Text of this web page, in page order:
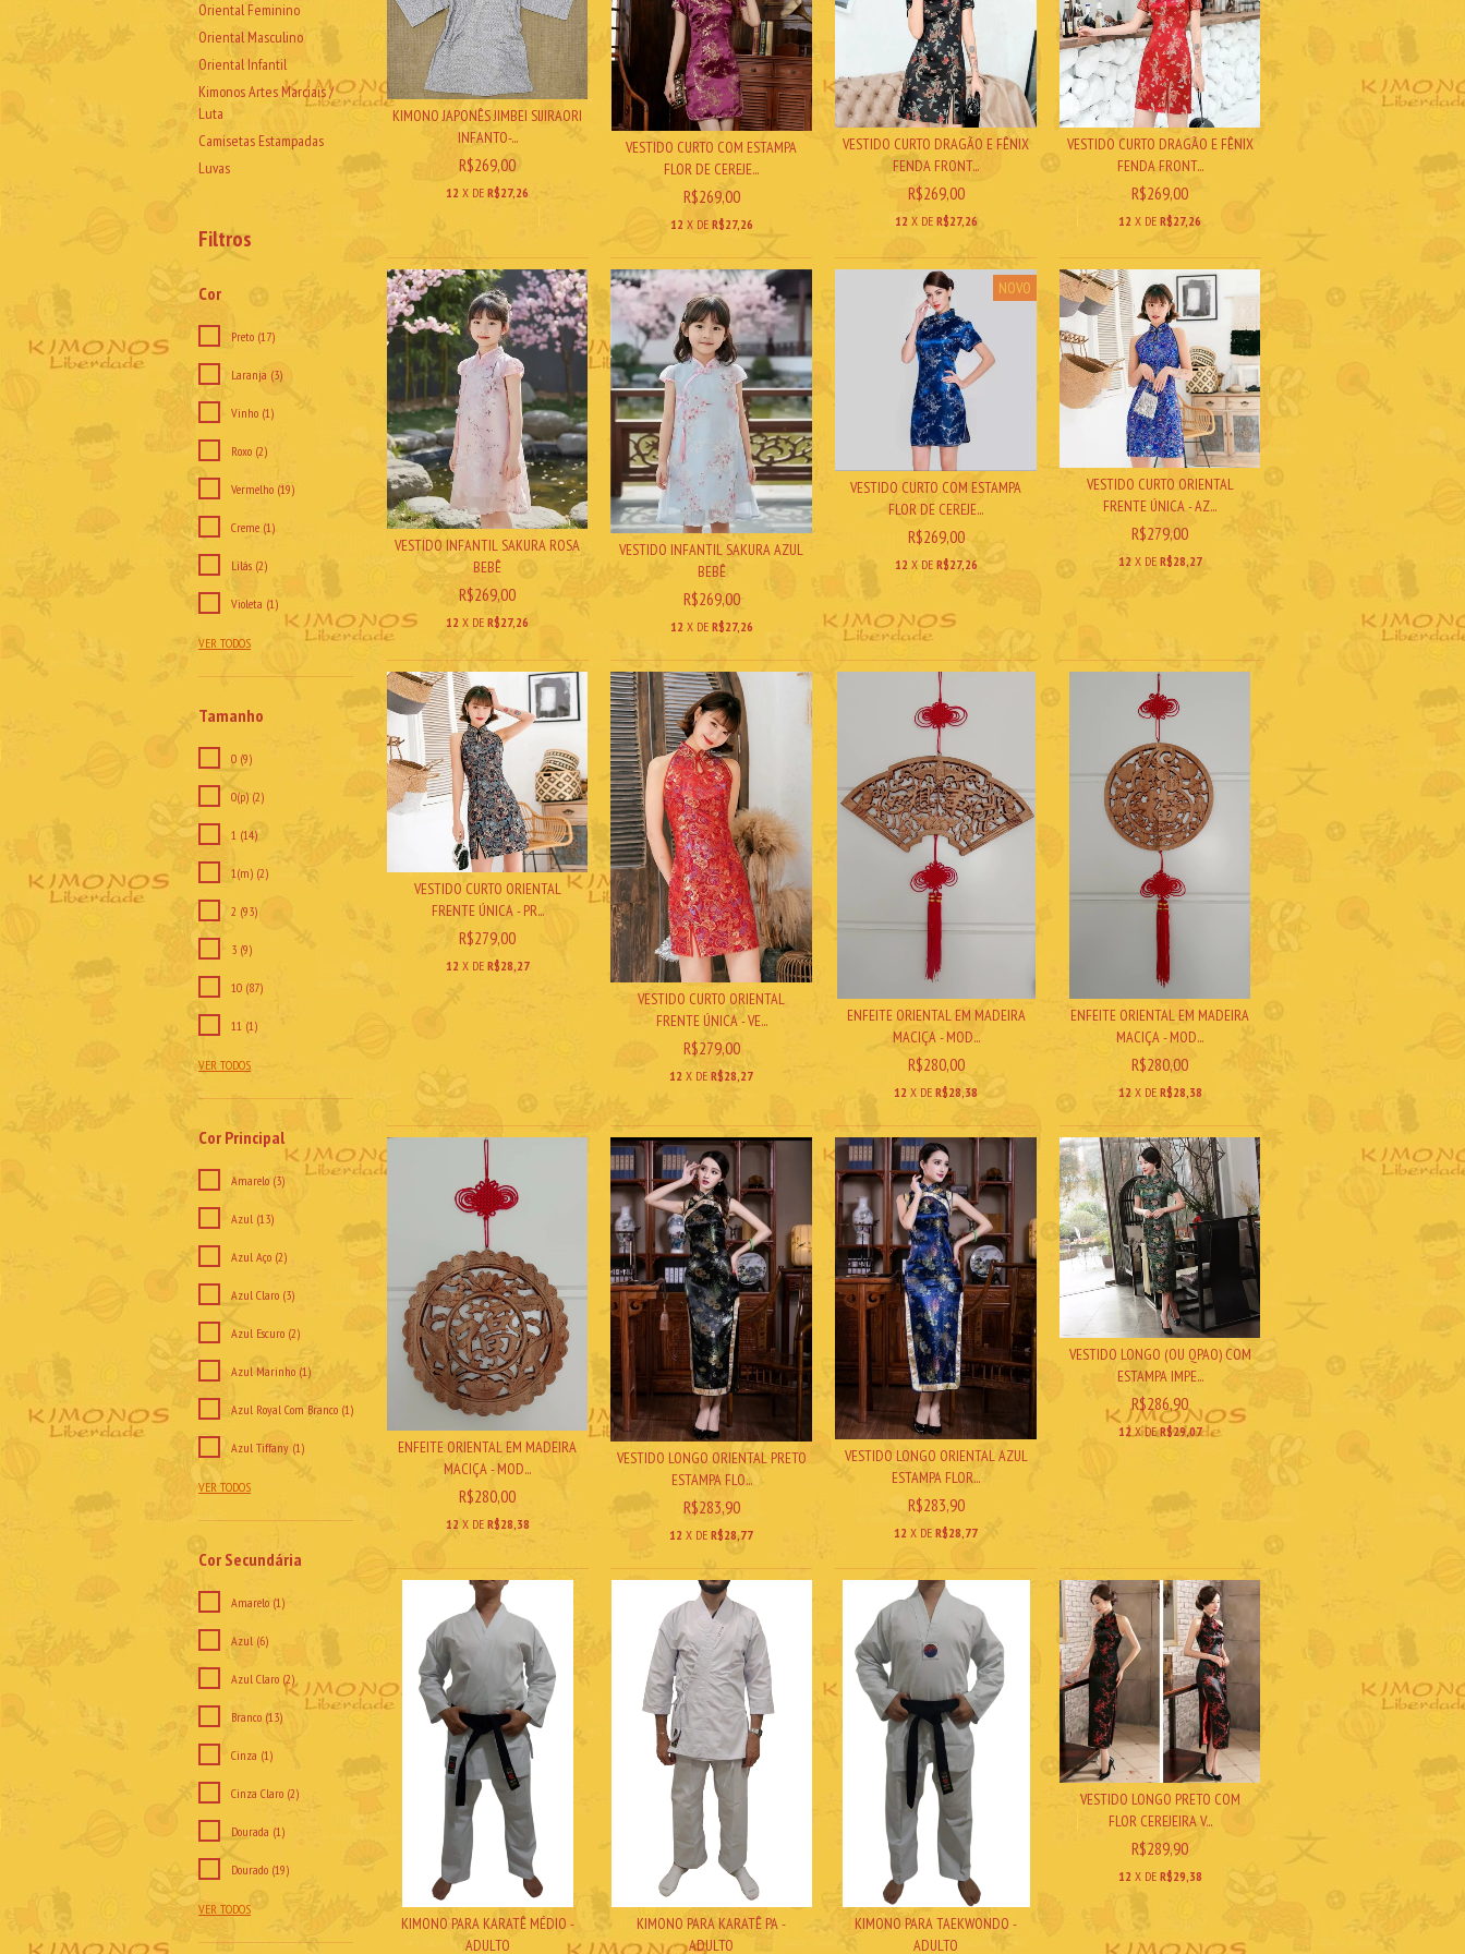
Oriental Feminino
Oriental Masculino
Oriental Infantil
Kimonos Artes Marciais /
Luta
Camisetas Estampadas
Luvas
Filtros
Cor
Preto (17)
Laranja (3)
Vinho (1)
Roxo (2)
Vermelho (19)
Creme (1)
Lilás (2)
Violeta (1)
VER TODOS
Tamanho
0 (9)
0(p) (2)
1 (14)
1(m) (2)
2 (93)
3 (9)
10 (87)
11 (1)
VER TODOS
Cor Principal
Amarelo (3)
Azul (13)
Azul Aço (2)
Azul Claro (3)
Azul Escuro (2)
Azul Marinho (1)
Azul Royal Com Branco (1)
Azul Tiffany (1)
VER TODOS
Cor Secundária
Amarelo (1)
Azul (6)
Azul Claro (2)
Branco (13)
Cinza (1)
Cinza Claro (2)
Dourada (1)
Dourado (19)
VER TODOS
KIMONO JAPONÊS JIMBEI SIJIRAORI
INFANTO-...
R$269,00
12 X DER$27,26
VESTIDO CURTO COM ESTAMPA
FLOR DE CEREJE...
R$269,00
12 X DE R$27,26
VESTIDO CURTO DRAGÃO E FÊNIX
FENDA FRONT...
R$269,00
12 X DE R$27,26
VESTIDO CURTO DRAGÃO E FÊNIX
FENDA FRONT...
R$269,00
12 X DER$27,26
VESTIDO INFANTIL SAKURA ROSA
BEBÊ
R$269,00
12 X DER$27,26
VESTIDO INFANTIL SAKURA AZUL
BEBÊ
R$269,00
12 X DE R$27,26
NOVO
VESTIDO CURTO COM ESTAMPA
FLOR DE CEREJE...
R$269,00
12 X DE R$27,26
VESTIDO CURTO ORIENTAL
FRENTE ÚNICA - AZ...
R$279,00
12 X DE R$28,27
VESTIDO CURTO ORIENTAL
FRENTE ÚNICA - PR...
R$279,00
12 X DE R$28,27
VESTIDO CURTO ORIENTAL
FRENTE ÚNICA - VE...
R$279,00
12 X DER$28,27
ENFEITE ORIENTAL EM MADEIRA
MACIÇA - MOD...
R$280,00
12 X DER$28,38
ENFEITE ORIENTAL EM MADEIRA
MACIÇA - MOD...
R$280,00
12 X DE R$28,38
ENFEITE ORIENTAL EM MADEIRA
MACIÇA - MOD...
R$280,00
12 X DE R$28,38
VESTIDO LONGO ORIENTAL PRETO
ESTAMPA FLO...
R$283,90
12 X DER$28,77
VESTIDO LONGO ORIENTAL AZUL
ESTAMPA FLOR...
R$283,90
12 X DER$28,77
VESTIDO LONGO (OU QPAO) COM
ESTAMPA IMPE...
R$286,90
12 X DER$29,07
KIMONO PARA KARATÊ MÉDIO -
ADULTO
KIMONO PARA KARATÊ PA -
ADULTO
KIMONO PARA TAEKWONDO -
ADULTO
VESTIDO LONGO PRETO COM
FLOR CEREJEIRA V...
R$289,90
12 X DE R$29,38